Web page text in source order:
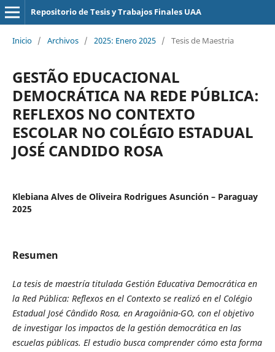
Repositorio de Tesis y Trabajos Finales UAA
Inicio / Archivos / 2025: Enero 2025 / Tesis de Maestria
GESTÃO EDUCACIONAL
DEMOCRÁTICA NA REDE PÚBLICA:
REFLEXOS NO CONTEXTO
ESCOLAR NO COLÉGIO ESTADUAL
JOSÉ CANDIDO ROSA
Klebiana Alves de Oliveira Rodrigues Asunción – Paraguay
2025
Resumen
La tesis de maestría titulada Gestión Educativa Democrática en
la Red Pública: Reflexos en el Contexto se realizó en el Colégio
Estadual José Cândido Rosa, en Aragoiânia-GO, con el objetivo
de investigar los impactos de la gestión democrática en las
escuelas públicas. El estudio busca comprender cómo esta forma